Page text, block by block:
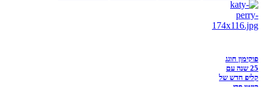
פוקימון חוגג
25 שנה עם
קליפ חדש של